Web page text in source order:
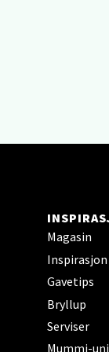
Magasin
Inspirasjon
Gavetips
Bryllup
Serviser
Mummi-